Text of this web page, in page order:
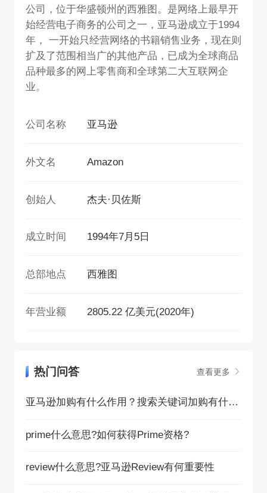
公司，位于华盛顿州的西雅图。是网络上最早开
始经营电子商务的公司之一，亚马逊成立于1994
年， 一开始只经营网络的书籍销售业务，现在则
扩及了范围相当广的其他产品，已成为全球商品
品种最多的网上零售商和全球第二大互联网企
业。
公司名称 亚马逊
外文名 Amazon
创始人 杰夫·贝佐斯
成立时间 1994年7月5日
总部地点 西雅图
年营业额 2805.22 亿美元(2020年)
热门问答 查看更多
亚马逊加购有什么作用？搜索关键词加购有什么好处？
prime什么意思?如何获得Prime资格?
review什么意思?亚马逊Review有何重要性